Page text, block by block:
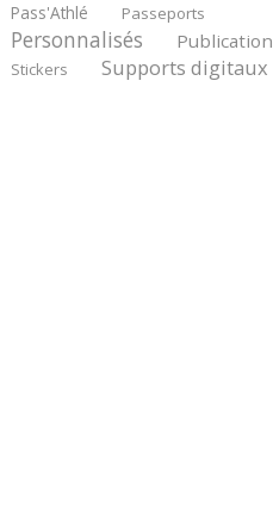
Pass'Athlé Passeports
Personnalisés Publication
Stickers Supports digitaux